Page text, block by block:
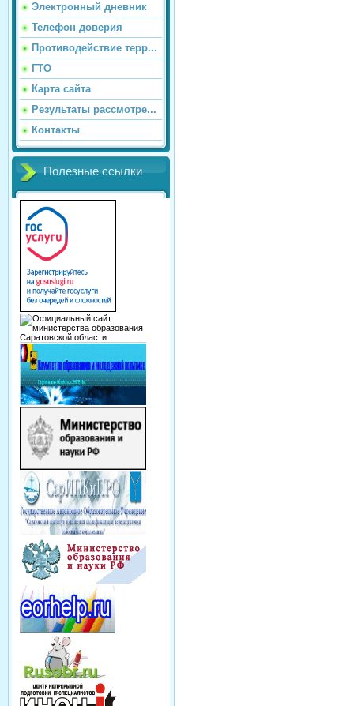
Электронный дневник
Телефон доверия
Противодействие терр...
ГТО
Карта сайта
Результаты рассмотре...
Контакты
Полезные ссылки